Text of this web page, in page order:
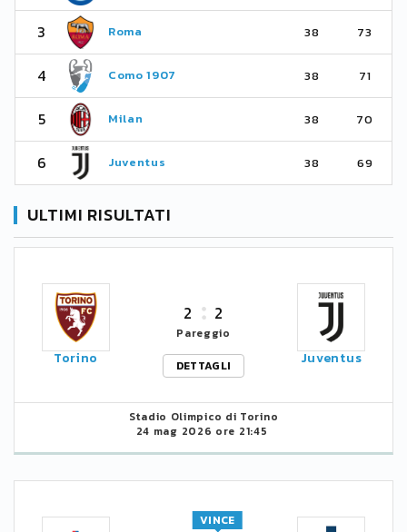
3 Roma 38 73
4 Como 1907 38 71
5 Milan 38 70
6 Juventus 38 69
ULTIMI RISULTATI
Torino
2 2
Pareggio
DETTAGLI
Juventus
Stadio Olimpico di Torino
24 mag 2026 ore 21:45
VINCE